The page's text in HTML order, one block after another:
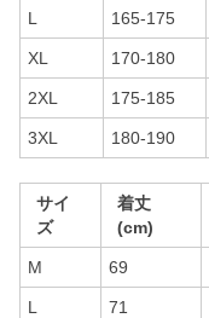
L 165-175
XL 170-180
2XL 175-185
3XL 180-190
サイ
ズ
着丈
(cm)
M 69
L 71